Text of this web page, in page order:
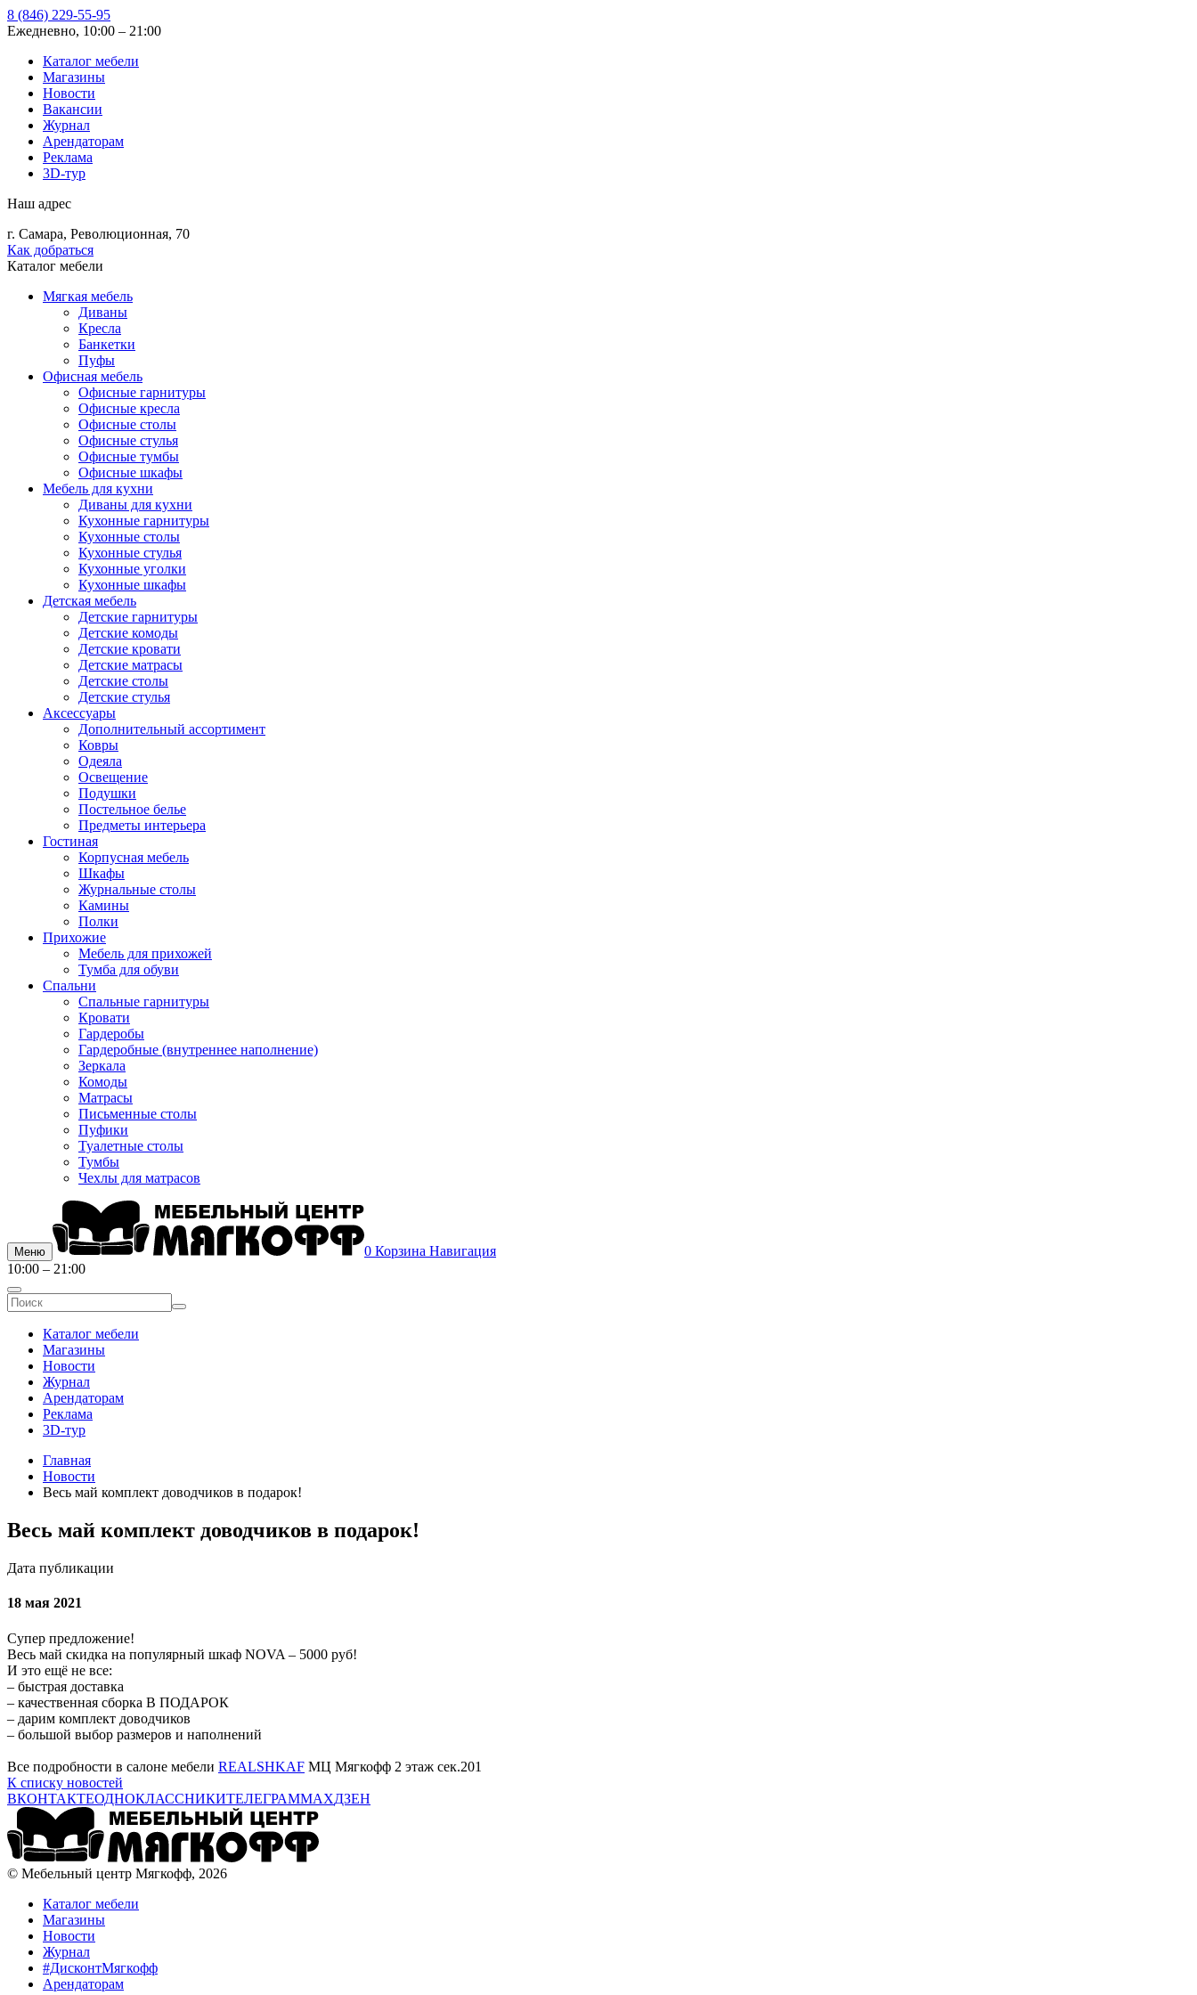
8 (846) 229-55-95
Ежедневно, 10:00 – 21:00
Каталог мебели
Магазины
Новости
Вакансии
Журнал
Арендаторам
Реклама
3D-тур
Наш адрес
г. Самара, Революционная, 70
Как добраться
Каталог мебели
Мягкая мебель
Диваны
Кресла
Банкетки
Пуфы
Офисная мебель
Офисные гарнитуры
Офисные кресла
Офисные столы
Офисные стулья
Офисные тумбы
Офисные шкафы
Мебель для кухни
Диваны для кухни
Кухонные гарнитуры
Кухонные столы
Кухонные стулья
Кухонные уголки
Кухонные шкафы
Детская мебель
Детские гарнитуры
Детские комоды
Детские кровати
Детские матрасы
Детские столы
Детские стулья
Аксессуары
Дополнительный ассортимент
Ковры
Одеяла
Освещение
Подушки
Постельное белье
Предметы интерьера
Гостиная
Корпусная мебель
Шкафы
Журнальные столы
Камины
Полки
Прихожие
Мебель для прихожей
Тумба для обуви
Спальни
Спальные гарнитуры
Кровати
Гардеробы
Гардеробные (внутреннее наполнение)
Зеркала
Комоды
Матрасы
Письменные столы
Пуфики
Туалетные столы
Тумбы
Чехлы для матрасов
Меню 0 Корзина Навигация
10:00 – 21:00
Каталог мебели
Магазины
Новости
Журнал
Арендаторам
Реклама
3D-тур
Главная
Новости
Весь май комплект доводчиков в подарок!
Весь май комплект доводчиков в подарок!
Дата публикации
18 мая 2021
Cупер предложение!
Весь май скидка на популярный шкаф NOVA – 5000 руб!
И это ещё не все:
– быстрая доставка
– качественная сборка В ПОДАРОК
– дарим комплект доводчиков
– большой выбор размеров и наполнений
Все подробности в салоне мебели REALSHKAF МЦ Мягкофф 2 этаж сек.201
К списку новостей
ВКОНТАКТЕОДНОКЛАССНИКИТЕЛЕГРАМMAXДЗЕН
© Мебельный центр Мягкофф, 2026
Каталог мебели
Магазины
Новости
Журнал
#ДисконтМягкофф
Арендаторам